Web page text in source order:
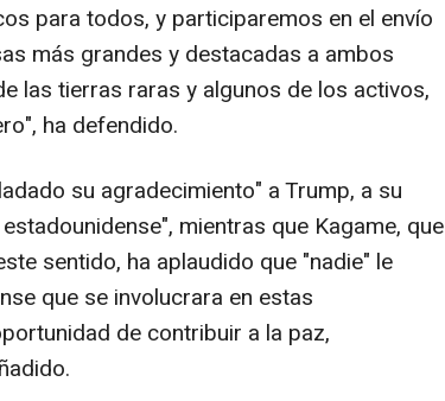
para todos, y participaremos en el envío
más grandes y destacadas a ambos
las tierras raras y algunos de los activos,
ha defendido.
su agradecimiento" a Trump, a su
mientras que Kagame, que
sentido, ha aplaudido que "nadie" le
que se involucrara en estas
de contribuir a la paz,